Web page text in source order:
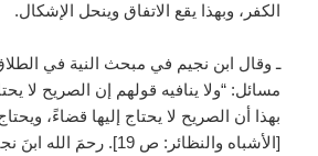
الكفر، وبهذا يقع الاتفاق وينحل الإشكال.
ـ وقال ابن نجيم في مبحث النية في
مسائل: “ولا ينافيه قولهم إن الصريح لا
بهذا أن الصريح لا يحتاج إليها قضاءً، ويحتاج
[الأشباه والنظائر: ص 19]. رحمَ الله ابنَ نجيم رحمة واسعة.